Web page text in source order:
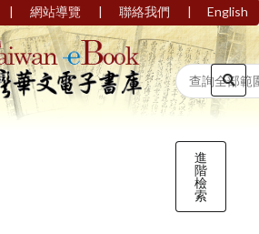
| 網站導覽 | 聯絡我們 | English
進
階
檢
索